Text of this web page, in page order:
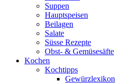
Suppen
Hauptspeisen
Beilagen
Salate
Süsse Rezepte
Obst- & Gemüsesäfte
Kochen
Kochtipps
Gewürzlexikon